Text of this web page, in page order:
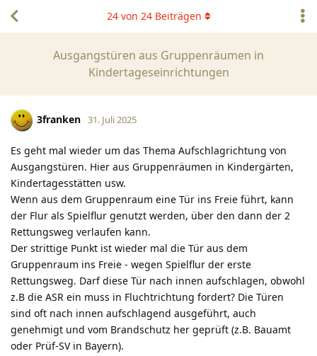
Ausgangstüren aus Gruppenräumen in
Kindertageseinrichtungen
24von 24Beiträgen
3franken 31. Juli 2025
Es geht mal wieder um das Thema Aufschlagrichtung von
Ausgangstüren. Hier aus Gruppenräumen in Kindergärten,
Kindertagesstätten usw.
Wenn aus dem Gruppenraum eine Tür ins Freie führt, kann
der Flur als Spielflur genutzt werden, über den dann der 2
Rettungsweg verlaufen kann.
Der strittige Punkt ist wieder mal die Tür aus dem
Gruppenraum ins Freie - wegen Spielflur der erste
Rettungsweg. Darf diese Tür nach innen aufschlagen, obwohl
z.B die ASR ein muss in Fluchtrichtung fordert? Die Türen
sind oft nach innen aufschlagend ausgeführt, auch
genehmigt und vom Brandschutz her geprüft (z.B. Bauamt
oder Prüf-SV in Bayern).